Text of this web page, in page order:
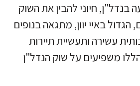
בנדל"ן, חיוני להבין את השוק
באיי יוון, מתגאה בנופים
עשירה ותעשיית תיירות
משפיעים על שוק הנדל"ן